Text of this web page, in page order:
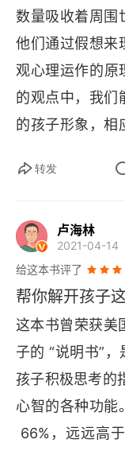
孩子惊人的学习
8个月大的统计
3个月大的实验
第二部分 孩子如
04 做小婴儿是
由外界产生的注意
由内部产生的注
孩子的注意不同
小婴儿的意识是
数量吸收着周围
他们通过假想来
观心理运作的
的观点中，我们
的孩子形象，相
正地尊重孩子
的爱。
转发
卢海林
2021-04-14
给这本书评了
帮你解开孩子
这本书曾荣获美
子的 “说明书”
孩子积极思考的
心智的各种功能
66%，远远高